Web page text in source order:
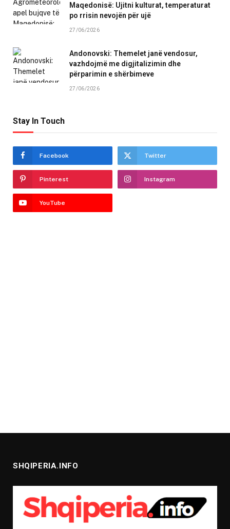
Maqedonisë: Ujitni kulturat, temperaturat
po rrisin nevojën për ujë
27/06/2026
Andonovski: Themelet janë vendosur,
vazhdojmë me digjitalizimin dhe
përparimin e shërbimeve
27/06/2026
Stay In Touch
Facebook Twitter
Pinterest Instagram
YouTube
SHQIPERIA.INFO